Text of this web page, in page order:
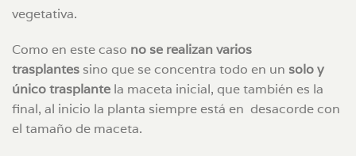
vegetativa.
Como en este caso no se realizan varios
trasplantes sino que se concentra todo en un solo y
único trasplante la maceta inicial, que también es la
final, al inicio la planta siempre está en desacorde con
el tamaño de maceta.